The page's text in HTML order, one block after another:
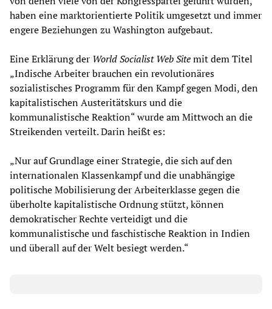
haben eine marktorientierte Politik umgesetzt und immer
engere Beziehungen zu Washington aufgebaut.
Eine Erklärung der World Socialist Web Sitemit dem Titel
„Indische Arbeiter brauchen ein revolutionäres
sozialistisches Programm für den Kampf gegen Modi, den
kapitalistischen Austeritätskurs und die
kommunalistische Reaktion“ wurde am Mittwoch an die
Streikenden verteilt. Darin heißt es:
„Nur auf Grundlage einer Strategie, die sich auf den
internationalen Klassenkampf und die unabhängige
politische Mobilisierung der Arbeiterklasse gegen die
überholte kapitalistische Ordnung stützt, können
demokratischer Rechte verteidigt und die
kommunalistische und faschistische Reaktion in Indien
und überall auf der Welt besiegt werden.“